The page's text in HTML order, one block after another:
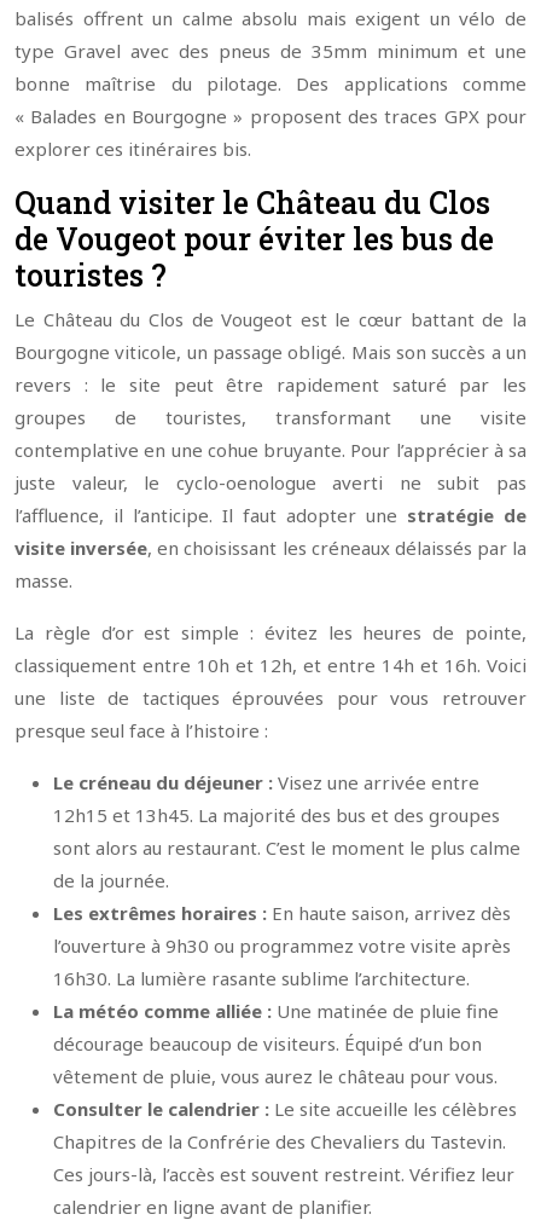
balisés offrent un calme absolu mais exigent un vélo de
type Gravel avec des pneus de 35mm minimum et une
bonne maîtrise du pilotage. Des applications comme
« Balades en Bourgogne » proposent des traces GPX pour
explorer ces itinéraires bis.
Quand visiter le Château du Clos
de Vougeot pour éviter les bus de
touristes ?
Le Château du Clos de Vougeot est le cœur battant de la
Bourgogne viticole, un passage obligé. Mais son succès a un
revers : le site peut être rapidement saturé par les
groupes de touristes, transformant une visite
contemplative en une cohue bruyante. Pour l’apprécier à sa
juste valeur, le cyclo-oenologue averti ne subit pas
l’affluence, il l’anticipe. Il faut adopter une stratégie de
visite inversée, en choisissant les créneaux délaissés par la
masse.
La règle d’or est simple : évitez les heures de pointe,
classiquement entre 10h et 12h, et entre 14h et 16h. Voici
une liste de tactiques éprouvées pour vous retrouver
presque seul face à l’histoire :
Le créneau du déjeuner : Visez une arrivée entre
12h15 et 13h45. La majorité des bus et des groupes
sont alors au restaurant. C’est le moment le plus calme
de la journée.
Les extrêmes horaires : En haute saison, arrivez dès
l’ouverture à 9h30 ou programmez votre visite après
16h30. La lumière rasante sublime l’architecture.
La météo comme alliée : Une matinée de pluie fine
décourage beaucoup de visiteurs. Équipé d’un bon
vêtement de pluie, vous aurez le château pour vous.
Consulter le calendrier : Le site accueille les célèbres
Chapitres de la Confrérie des Chevaliers du Tastevin.
Ces jours-là, l’accès est souvent restreint. Vérifiez leur
calendrier en ligne avant de planifier.